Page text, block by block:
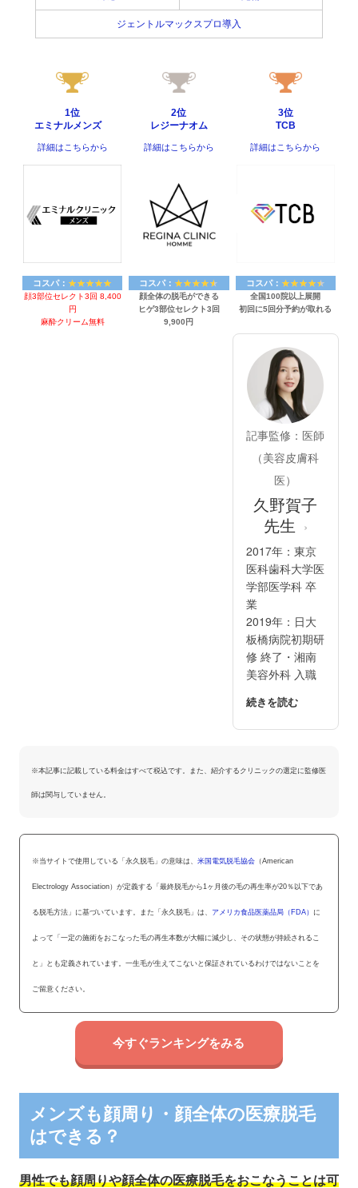
ジェントルマックスプロ導入
1位
エミナルメンズ
詳細はこちらから
コスパ：
顔3部位セレクト3回 8,400
円
麻酔クリーム無料
2位
レジーナオム
詳細はこちらから
コスパ：
顔全体の脱毛ができる
ヒゲ3部位セレクト3回
9,900円
3位
TCB
詳細はこちらから
コスパ：
全国100院以上展開
初回に5回分予約が取れる
記事監修：医師
（美容皮膚科
医）
久野賀子
先生 ›
2017年：東京
医科歯科大学医
学部医学科 卒
業
2019年：日大
板橋病院初期研
修 終了・湘南
美容外科 入職
※本記事に記載している料金はすべて税込です。また、紹介するクリニックの選定に監修医
師は関与していません。
※当サイトで使用している「永久脱毛」の意味は、 米国電気脱毛協会（American
Electrology Association）が定義する「最終脱毛から1ヶ月後の毛の再生率が20％以下であ
る脱毛方法」に基づいています。また「永久脱毛」は、 アメリカ食品医薬品局（FDA） に
よって「一定の施術をおこなった毛の再生本数が大幅に減少し、その状態が持続されるこ
と」とも定義されています。一生毛が生えてこないと保証されているわけではないことを
ご留意ください。
今すぐランキングをみる
メンズも顔周り・顔全体の医療脱毛
はできる？
男性でも顔周りや顔全体の医療脱毛をおこなうことは可